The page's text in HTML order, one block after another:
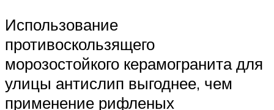
Использование
противоскользящего
морозостойкого керамогранита для
улицы антислип выгоднее, чем
применение рифленых